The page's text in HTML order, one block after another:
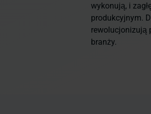
wykonują, i
produkcyjnym.
rewolucjonizują
branży.